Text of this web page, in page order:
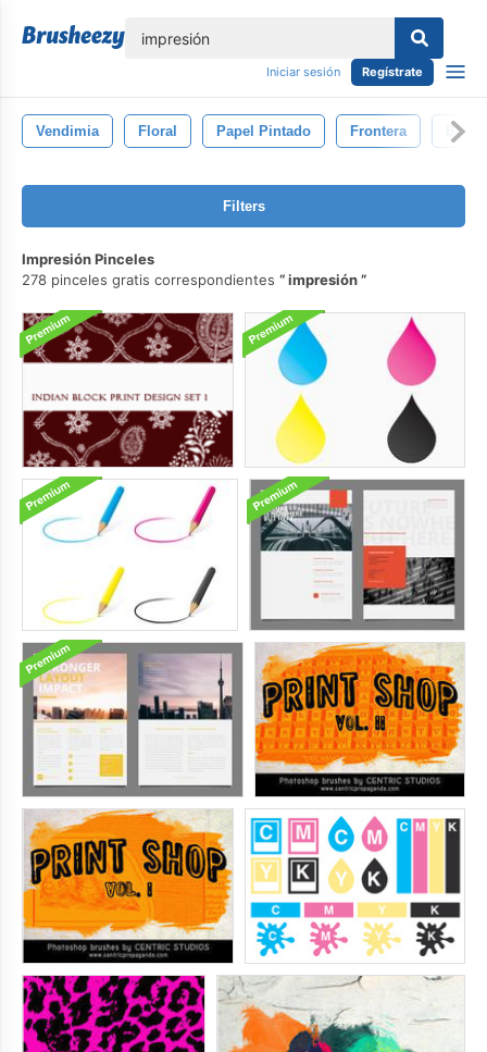
Iniciar sesión Regístrate
Vendimia Floral Papel Pintado Frontera
Filters
Impresión Pinceles
278 pinceles gratis correspondientes
impresión